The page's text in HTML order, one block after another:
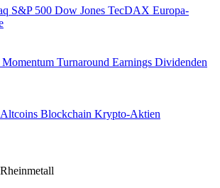
S&P 500 Dow Jones TecDAX Europa-
Turnaround Earnings Dividenden
Blockchain Krypto-Aktien